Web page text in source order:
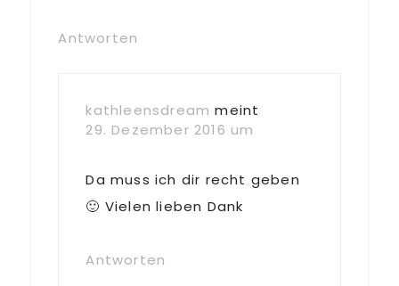
Antworten
kathleensdream meint
29. Dezember 2016 um
Da muss ich dir recht geben
🙂 Vielen lieben Dank
Antworten